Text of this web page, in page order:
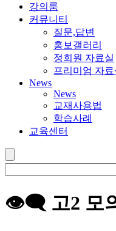
강의룸
커뮤니티
질문,답변
홍보갤러리
정회원 자료실
프리미엄 자료
News
News
교재사용법
학습사례
교육센터
👁‍🗨 고2 모